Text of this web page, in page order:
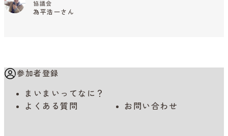
協議会
為平浩一さん
参加者登録
まいまいってなに？
よくある質問
お問い合わせ